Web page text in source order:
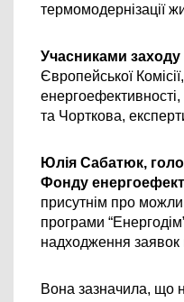
термомодернізації
Учасниками заходу
Європейської Комісії,
та Чорткова,
Юлія Сабатюк,
Фонду
присутнім про
програми
надходження
Вона зазначила, що